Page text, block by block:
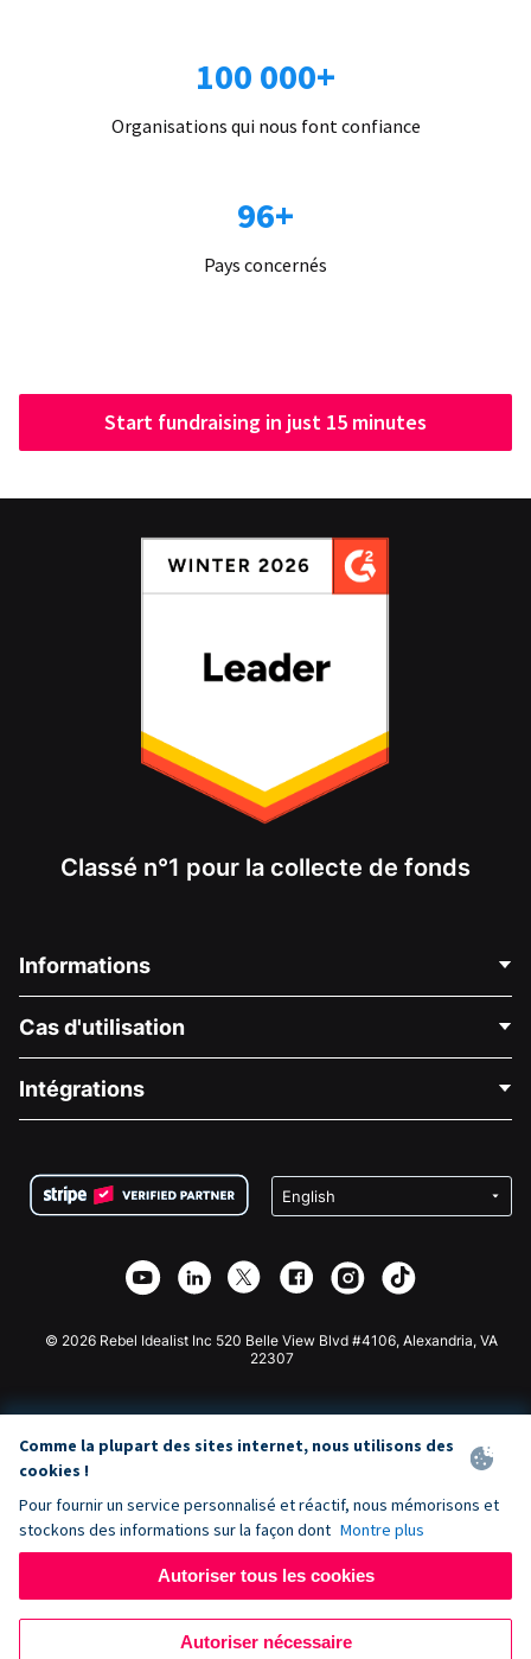
100 000+
Organisations qui nous font confiance
96+
Pays concernés
Start fundraising in just 15 minutes
Classé n°1 pour la collecte de fonds
Informations
À propos de nous
Carrières
Confidentialité
Partenariat d'affiliation
Bibliothèque
Cas d'utilisation
Collecte de fonds médicale
Collecte de fonds caritative
Intégrations
Plugin de don Wix
Application de don Webflow
Don Joomla
© 2026 Rebel Idealist Inc 520 Belle View Blvd #4106, Alexandria, VA
22307
Comme la plupart des sites internet, nous utilisons des
cookies !
Pour fournir un service personnalisé et réactif, nous mémorisons et
stockons des informations sur la façon dont Montre plus
Autoriser tous les cookies
Autoriser nécessaire